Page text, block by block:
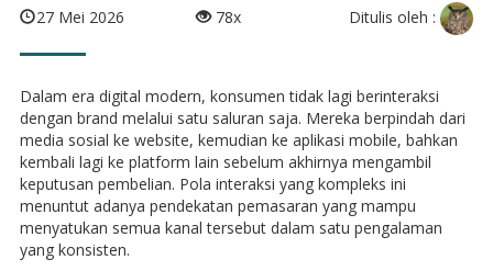
27 Mei 2026 78x Ditulis oleh :
Dalam era digital modern, konsumen tidak lagi berinteraksi
dengan brand melalui satu saluran saja. Mereka berpindah dari
media sosial ke website, kemudian ke aplikasi mobile, bahkan
kembali lagi ke platform lain sebelum akhirnya mengambil
keputusan pembelian. Pola interaksi yang kompleks ini
menuntut adanya pendekatan pemasaran yang mampu
menyatukan semua kanal tersebut dalam satu pengalaman
yang konsisten.